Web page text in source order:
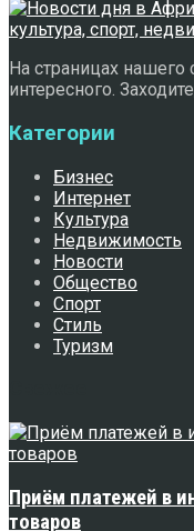
На страницах нашего
интересного.
Категории
Бизнес
Интернет
Культура
Недвижимость
Новости
Общество
Спорт
Стиль
Туризм
Приём платежей в
товаров